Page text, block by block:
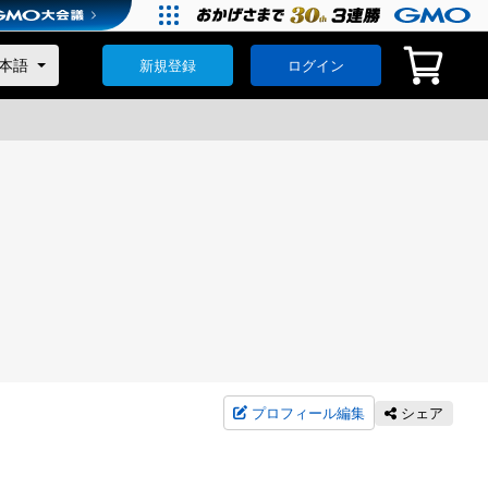
新規登録 ログイン
プロフィール編集 シェア